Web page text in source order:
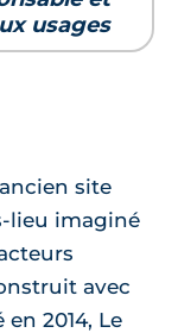
usages
site
lieu imaginé
avec
2014, Le